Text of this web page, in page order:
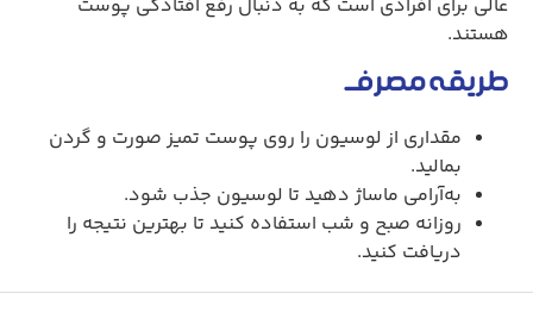
عالی برای افرادی است که به دنبال رفع افتادگی پوست
هستند.
طریقه مصرف
مقداری از لوسیون را روی پوست تمیز صورت و گردن
بمالید.
به‌آرامی ماساژ دهید تا لوسیون جذب شود.
روزانه صبح و شب استفاده کنید تا بهترین نتیجه را
دریافت کنید.